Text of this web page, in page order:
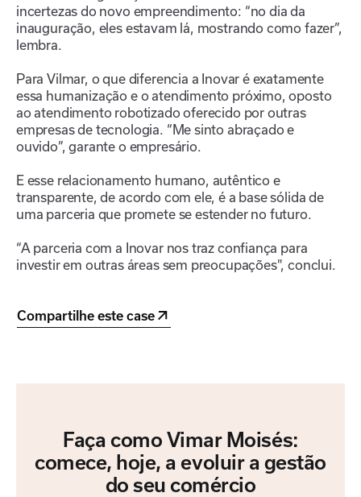
incertezas do novo empreendimento: “no dia da
inauguração, eles estavam lá, mostrando como fazer”,
lembra.
Para Vilmar, o que diferencia a Inovar é exatamente
essa humanização e o atendimento próximo, oposto
ao atendimento robotizado oferecido por outras
empresas de tecnologia. “Me sinto abraçado e
ouvido”, garante o empresário.
E esse relacionamento humano, autêntico e
transparente, de acordo com ele, é a base sólida de
uma parceria que promete se estender no futuro.
“A parceria com a Inovar nos traz confiança para
investir em outras áreas sem preocupações", conclui.
Compartilhe este case
Faça como Vimar Moisés:
comece, hoje, a evoluir a gestão
do seu comércio